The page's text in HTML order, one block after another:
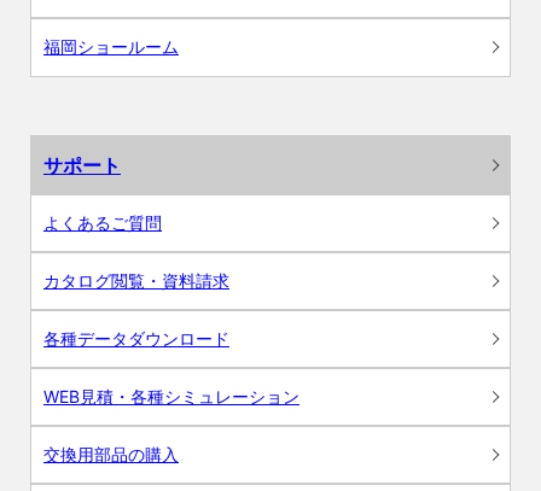
福岡ショールーム
サポート
よくあるご質問
カタログ閲覧・資料請求
各種データダウンロード
WEB見積・各種シミュレーション
交換用部品の購入